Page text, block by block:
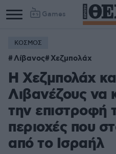
Games
ΚΟΣΜΟΣ
Λίβανος Χεζμπολάχ
Η Χεζμπολάχ
Λιβανέζους να
την επιστροφή
περιοχές που
από το Ισραήλ